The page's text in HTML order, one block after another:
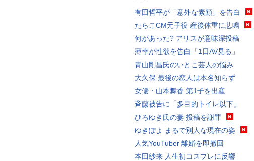
有田哲平が「意外な素顔」を告白
たらこCM元子役 産後体重に悲鳴
何があった? アリスが意味深投稿
薄幸が性欲を告白「1日AV見る」
青山剛昌氏のいとこ芸人の悩み
大久保 最後の恋人は本名知らず
女優・山本舞香 第1子を出産
斉藤被告に「多目的トイレ以下」
ひろゆき氏の妻 投稿を謝罪
ゆきぽよ まるで別人な現在の姿
人気YouTuber 離婚を即撤回
本田紗来 人生初コスプレに反響